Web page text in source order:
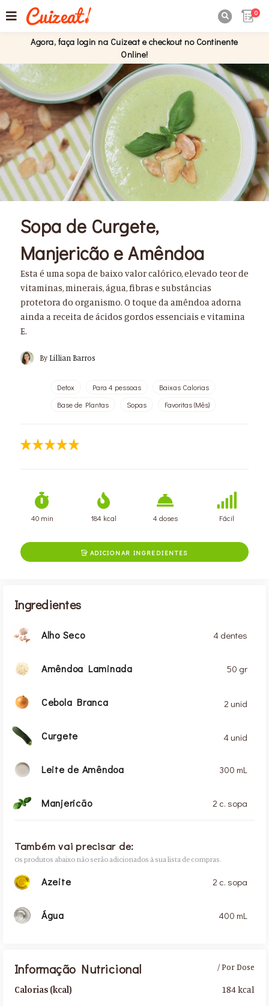
0
Agora, faça login na Cuizeat e checkout no Continente
Online!
Sopa de Curgete,
Manjericão e Amêndoa
Esta é uma sopa de baixo valor calórico, elevado teor de
vitaminas, minerais, água, fibras e substâncias
protetora do organismo. O toque da amêndoa adorna
ainda a receita de ácidos gordos essenciais e vitamina
E.
By Lillian Barros
Detox Para 4 pessoas
Baixas Calorias
Base de Plantas
Sopas Favoritas (Mês)
40 min 184 kcal 4 doses Fácil
ADICIONAR INGREDIENTES
Ingredientes
Alho Seco 4 dentes
Amêndoa Laminada 50 gr
Cebola Branca 2 unid
Curgete 4 unid
Leite de Amêndoa 300 mL
Manjericão 2 c. sopa
Também vai precisar de:
Os produtos abaixo não serão adicionados à sua lista de compras.
Azeite 2 c. sopa
Água 400 mL
Informação Nutricional
Calorias (kcal)
/ Por Dose
184 kcal